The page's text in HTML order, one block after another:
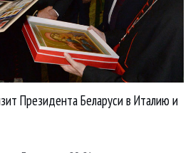
Президента Беларуси в Италию и